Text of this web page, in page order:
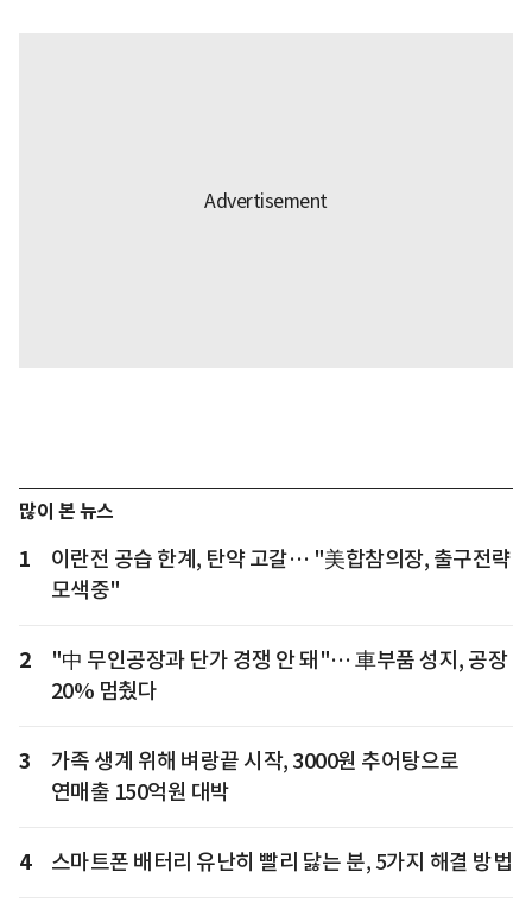
많이 본 뉴스
1
이란전 공습 한계, 탄약 고갈… "美합참의장, 출구전략
모색중"
2
"中 무인공장과 단가 경쟁 안 돼"… 車부품 성지, 공장
20% 멈췄다
3
가족 생계 위해 벼랑끝 시작, 3000원 추어탕으로
연매출 150억원 대박
4 스마트폰 배터리 유난히 빨리 닳는 분, 5가지 해결 방법